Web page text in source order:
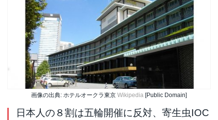
画像の出典: ホテルオークラ東京 Wikipedia [Public Domain]
日本人の８割は五輪開催に反対、寄生虫IOC